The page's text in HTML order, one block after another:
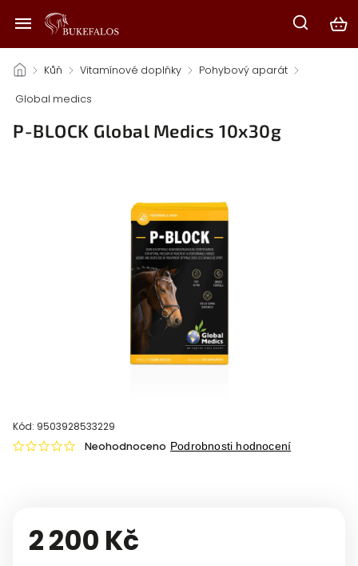
/ Kůň / Vitamínové doplňky / Pohybový aparát /
Global medics
P-BLOCK Global Medics 10x30g
Kód: 9503928533229
Neohodnoceno Podrobnosti hodnocení
2 200 Kč